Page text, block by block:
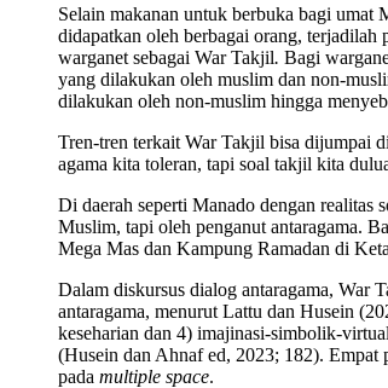
Selain makanan untuk berbuka bagi umat
didapatkan oleh berbagai orang,
warganet sebagai War Takjil. Bagi
yang dilakukan oleh muslim dan non-
dilakukan oleh non-muslim hingga
Tren-tren terkait War Takjil bisa dijumpai
agama kita toleran, tapi soal takjil kita
Di daerah seperti Manado dengan
Muslim, tapi oleh penganut antaragama.
Mega Mas dan Kampung Ramadan di
Dalam diskursus dialog antaragama, War
antaragama, menurut Lattu dan Husein
keseharian dan 4) imajinasi-simbolik-
(Husein dan Ahnaf ed, 2023; 182). Empat
pada multiple space.